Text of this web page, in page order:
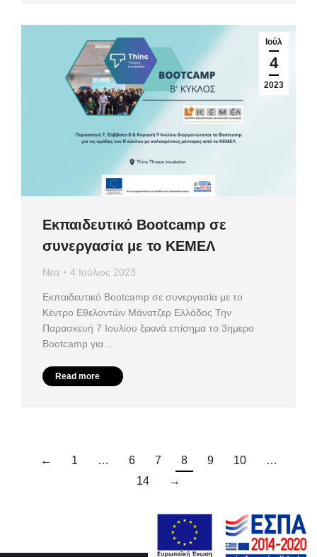
Ιούλ
4
2023
Εκπαιδευτικό Bootcamp σε
συνεργασία με το ΚΕΜΕΛ
Νέα 4 Ιούλιος 2023
Εκπαιδευτικό Bootcamp σε συνεργασία με το
Κέντρο Εθελοντών Μάνατζερ Ελλάδος Την
Παρασκευή 7 Ιουλίου ξεκινά επίσημα το 3ημερο
Bootcamp για…
Read more
← 1 … 6 7 8 9 10
…
14
→